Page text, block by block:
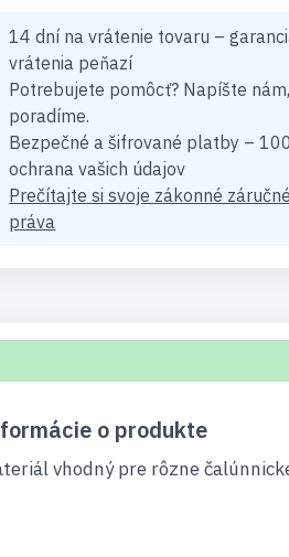
14 dní na vrátenie tovaru –
vrátenia peňazí
Potrebujete pomôcť? Napíšte
poradíme.
Bezpečné a šifrované platby –
ochrana vašich údajov
Prečítajte si svoje zákonné záručné
práva
o produkte
vhodný pre rôzne